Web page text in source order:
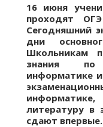
16 июня
проходят
Сегодняшний
дни
Школьникам
знания по
информатике
литературу в
сдают впервые.